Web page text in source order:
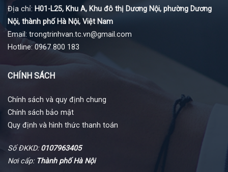
Địa chỉ: H01-L25, Khu A, Khu đô thị Dương Nội, phường Dương
Nội, thành phố Hà Nội, Việt Nam
Email: trongtrinhvan.tc.vn@gmail.com
Hotline: 0967 800 183
CHÍNH SÁCH
Chính sách và quy định chung
Chính sách bảo mật
Quy định và hình thức thanh toán
Số ĐKKD:0107963405
Nơi cấp: Thành phố Hà Nội